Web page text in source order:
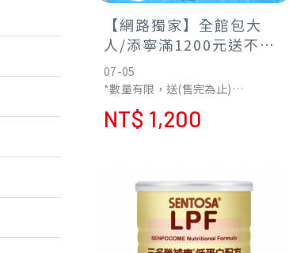
【網路獨家】全館包大
人/添寧滿1200元送不鏽
鋼保溫保冰杯組(送完為
止)
07-05
*數量有限，送(售完為止)
*贈品依實物為主/不累贈
*隨色隨機贈送
NT$ 1,200